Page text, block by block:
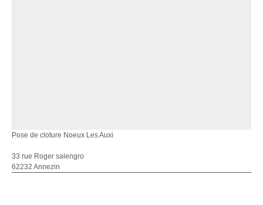
Pose de cloture Noeux Les Auxi
33 rue Roger salengro
62232 Annezin